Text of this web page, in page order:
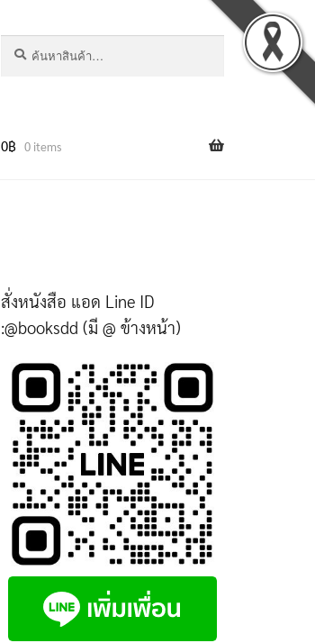
0฿ 0 items
สั่งหนังสือ แอด Line ID
:@booksdd (มี @ ข้างหน้า)